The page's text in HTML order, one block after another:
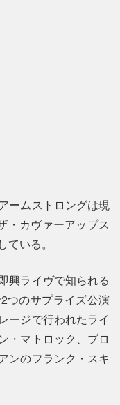
ームストロングは現
・カヴァーアップス
いる。
興ライヴで知られる
つのサプライズ公演
ージで行われたライ
・マトロック、ブロ
ンのフランク・スキ